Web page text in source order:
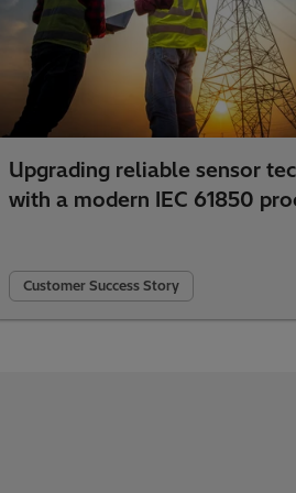
Upgrading reliable sensor
with a modern IEC 61850
Customer Success Story